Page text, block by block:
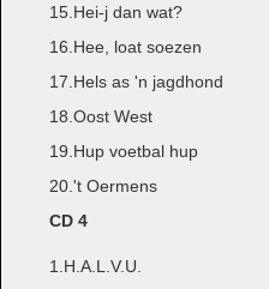
15.Hei-j dan wat?
16.Hee, loat soezen
17.Hels as 'n jagdhond
18.Oost West
19.Hup voetbal hup
20.'t Oermens
CD 4
1.H.A.L.V.U.